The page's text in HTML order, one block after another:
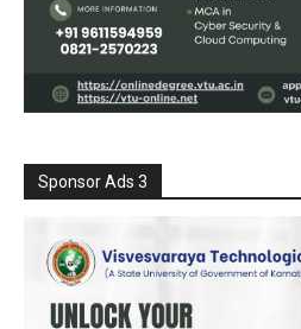
Sponsor Ads 3